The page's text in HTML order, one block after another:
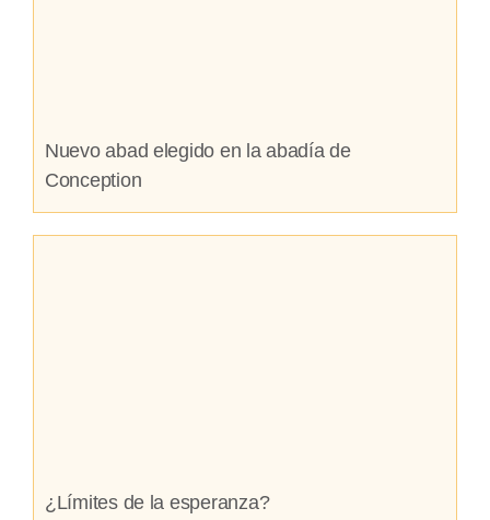
Nuevo abad elegido en la abadía de
Conception
¿Límites de la esperanza?